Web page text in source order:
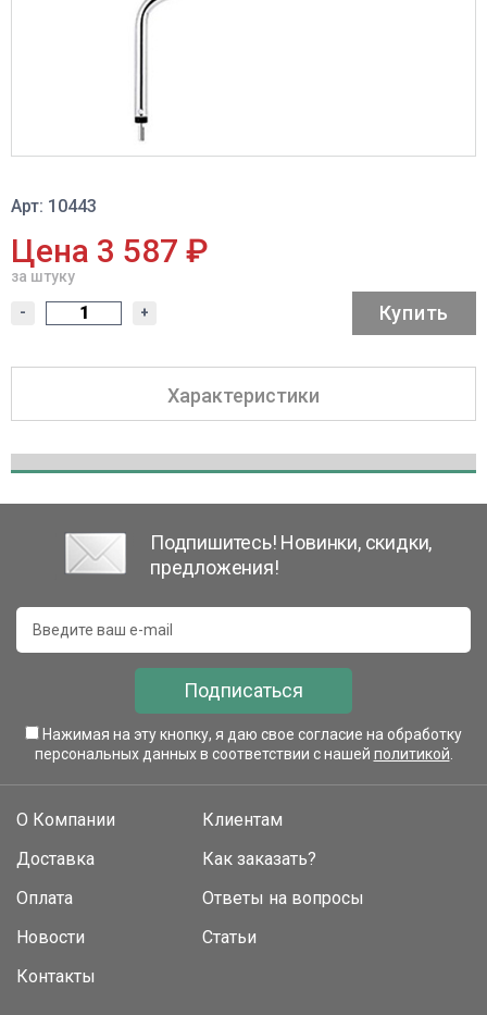
Арт: 10443
Цена 3 587 ₽
за штуку
- + Купить
Характеристики
Подпишитесь! Новинки, скидки,
предложения!
Подписаться
Нажимая на эту кнопку, я даю свое согласие на обработку
персональных данных в соответствии с нашей политикой
О Компании
Доставка
Оплата
Новости
Клиентам
Как заказать?
Ответы на вопросы
Статьи
Контакты